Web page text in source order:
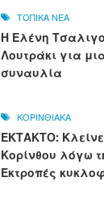
ΤΟΠΙΚΑ ΝΕΑ
Η Ελένη
Λουτράκι για
συναυλία
ΚΟΡΙΝΘΙΑΚΑ
ΕΚΤΑΚΤΟ:
Κορίνθου λόγω
Εκτροπές